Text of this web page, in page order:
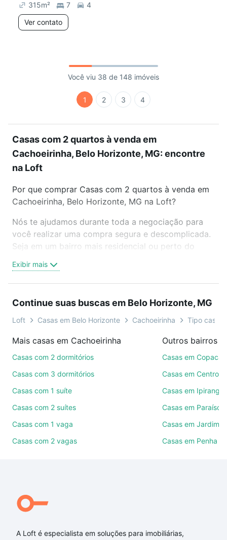
315m² 7
4
Ver contato
Você viu 38 de 148 imóveis
1 2 3 4
Casas com 2 quartos à venda em
Cachoeirinha, Belo Horizonte, MG: encontre
na Loft
Por que comprar Casas com 2 quartos à venda em
Cachoeirinha, Belo Horizonte, MG na Loft?
Nós te ajudamos durante toda a negociação para
você realizar uma compra segura e descomplicada.
Seja em um bairro mais residencial ou perto do
oferta ideal de Casas com 2 quartos à venda em
Cachoeirinha, Belo Horizonte, MG para conquistar
videochamada, é grátis, sem compromisso e você
ainda conta com mais de 46 mil corretores e
de imóveis.
ruas, bairros e até condomínios favoritos. Você
também pode usar os filtros como quantidade de
quartos, suítes, com ou sem vaga de garagem para
comodidades, como piscina, academia, salão de
Qual o preço de Casas com 2 quartos à venda em
Cachoeirinha, Belo Horizonte, MG?
Aqui na Loft temos a oferta ideal para você, com
Exibir mais
Continue suas buscas em Belo Horizonte, MG
Loft Casas em Belo Horizonte Cachoeirinha Tipo casa
Mais casas em Cachoeirinha
Casas com 2 dormitórios
Casas com 3 dormitórios
Casas com 1 suíte
Casas com 2 suítes
Casas com 1 vaga
Casas com 2 vagas
Casas em
Casas em Centro
Casas em Ipiranga
Casas em Paraíso
Casas em Jardim
Casas em Penha
A Loft é especialista em soluções para imobiliárias,